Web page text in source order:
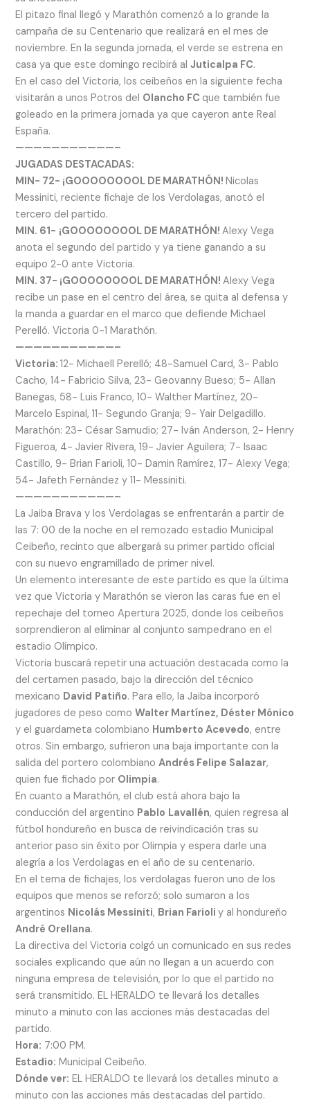
El pitazo final llegó y Marathón comenzó a lo grande la
campaña de su Centenario que realizará en el mes de
noviembre. En la segunda jornada, el verde se estrena en
casa ya que este domingo recibirá alJuticalpa FC.
En el caso del Victoria, los ceibeños en la siguiente fecha
visitarán a unos Potros del Olancho FC que también fue
goleado en la primera jornada ya que cayeron ante Real
España.
———————————–
JUGADAS DESTACADAS:
MIN- 72- ¡GOOOOOOOOL DE MARATHÓN!Nicolas
Messiniti, reciente fichaje de los Verdolagas, anotó el
tercero del partido.
MIN. 61- ¡GOOOOOOOOL DE MARATHÓN!Alexy Vega
anota el segundo del partido y ya tiene ganando a su
equipo 2-0 ante Victoria.
MIN. 37- ¡GOOOOOOOOL DE MARATHÓN!Alexy Vega
recibe un pase en el centro del área, se quita al defensa y
la manda a guardar en el marco que defiende Michael
Perelló. Victoria 0-1 Marathón.
———————————–
Victoria:12- Michaell Perelló; 48-Samuel Card, 3- Pablo
Cacho, 14- Fabricio Silva, 23- Geovanny Bueso; 5- Allan
Banegas, 58- Luis Franco, 10- Walther Martínez, 20-
Marcelo Espinal, 11- Segundo Granja; 9- Yair Delgadillo.
Marathón: 23- César Samudio; 27- Iván Anderson, 2- Henry
Figueroa, 4- Javier Rivera, 19- Javier Aguilera; 7- Isaac
Castillo, 9- Brian Farioli, 10- Damin Ramírez, 17- Alexy Vega;
54- Jafeth Fernández y 11- Messiniti.
———————————–
La Jaiba Brava y los Verdolagas se enfrentarán a partir de
las 7: 00 de la noche en el remozado estadio Municipal
Ceibeño, recinto que albergará su primer partido oficial
con su nuevo engramillado de primer nivel.
Un elemento interesante de este partido es que la última
vez que Victoria y Marathón se vieron las caras fue en el
repechaje del torneo Apertura 2025, donde los ceibeños
sorprendieron al eliminar al conjunto sampedrano en el
estadio Olímpico.
Victoria buscará repetir una actuación destacada como la
del certamen pasado, bajo la dirección del técnico
mexicano David Patiño. Para ello, la Jaiba incorporó
jugadores de peso comoWalter Martínez, Déster Mónico
y el guardameta colombiano Humberto Acevedo, entre
otros. Sin embargo, sufrieron una baja importante con la
salida del portero colombianoAndrés Felipe Salazar,
quien fue fichado por Olimpia.
En cuanto a Marathón, el club está ahora bajo la
conducción del argentino Pablo Lavallén, quien regresa al
fútbol hondureño en busca de reivindicación tras su
anterior paso sin éxito por Olimpia y espera darle una
alegría a los Verdolagas en el año de su centenario.
En el tema de fichajes, los verdolagas fueron uno de los
equipos que menos se reforzó; solo sumaron a los
argentinos Nicolás Messiniti, Brian Farioliy al hondureño
André Orellana.
La directiva del Victoria colgó un comunicado en sus redes
sociales explicando que aún no llegan a un acuerdo con
ninguna empresa de televisión, por lo que el partido no
será transmitido. EL HERALDO te llevará los detalles
minuto a minuto con las acciones más destacadas del
partido.
Hora: 7:00 PM.
Estadio: Municipal Ceibeño.
Dónde ver: EL HERALDO te llevará los detalles minuto a
minuto con las acciones más destacadas del partido.